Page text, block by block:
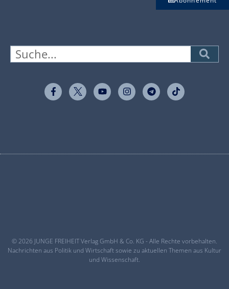
© 2026 JUNGE FREIHEIT Verlag GmbH & Co. KG - Alle Rechte vorbehalten.
Nachrichten aus Politik und Wirtschaft sowie zu aktuellen Themen aus Kultur
und Wissenschaft.